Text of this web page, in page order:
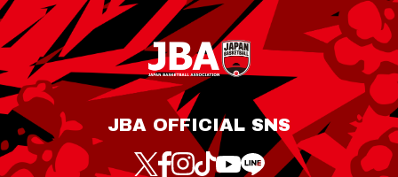
JBA OFFICIAL SNS